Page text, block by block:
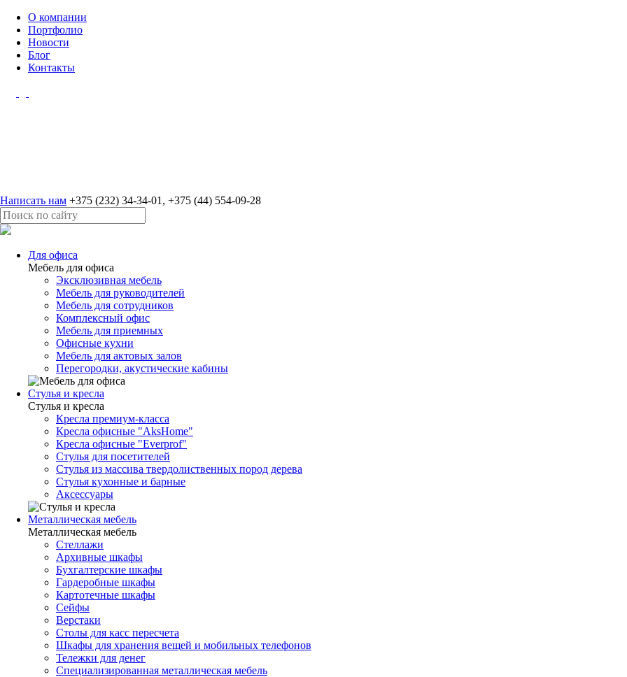
О компании
Портфолио
Новости
Блог
Контакты
Написать нам +375 (232) 34-34-01 , +375 (44) 554-09-28
Для офиса
Мебель для офиса
Эксклюзивная мебель
Мебель для руководителей
Мебель для сотрудников
Комплексный офис
Мебель для приемных
Офисные кухни
Мебель для актовых залов
Перегородки, акустические кабины
Стулья и кресла
Стулья и кресла
Кресла премиум-класса
Кресла офисные "AksHome"
Кресла офисные "Everprof"
Стулья для посетителей
Стулья из массива твердолиственных пород дерева
Стулья кухонные и барные
Аксессуары
Металлическая мебель
Металлическая мебель
Стеллажи
Архивные шкафы
Бухгалтерские шкафы
Гардеробные шкафы
Картотечные шкафы
Сейфы
Верстаки
Столы для касс пересчета
Шкафы для хранения вещей и мобильных телефонов
Тележки для денег
Специализированная металлическая мебель